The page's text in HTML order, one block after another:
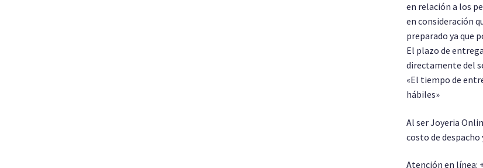
en relación a los
en consideración
preparado ya que
El plazo de
directamente del
«El tiempo de
hábiles»
Al ser Joyeria
costo de
Atención en línea: